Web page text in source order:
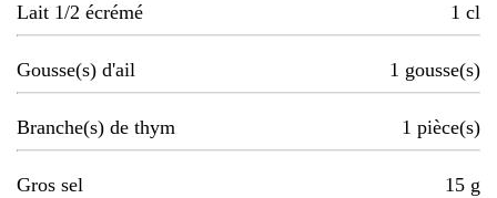
Lait 1/2 écrémé 1 cl
Gousse(s) d'ail 1 gousse(s)
Branche(s) de thym 1 pièce(s)
Gros sel 15 g